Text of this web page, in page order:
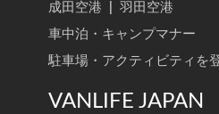
成田空港
羽田空港
車中泊・キャンプマナー
駐車場・アクティビティを
VANLIFE JAPAN